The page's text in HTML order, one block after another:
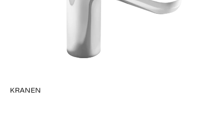
KRANEN